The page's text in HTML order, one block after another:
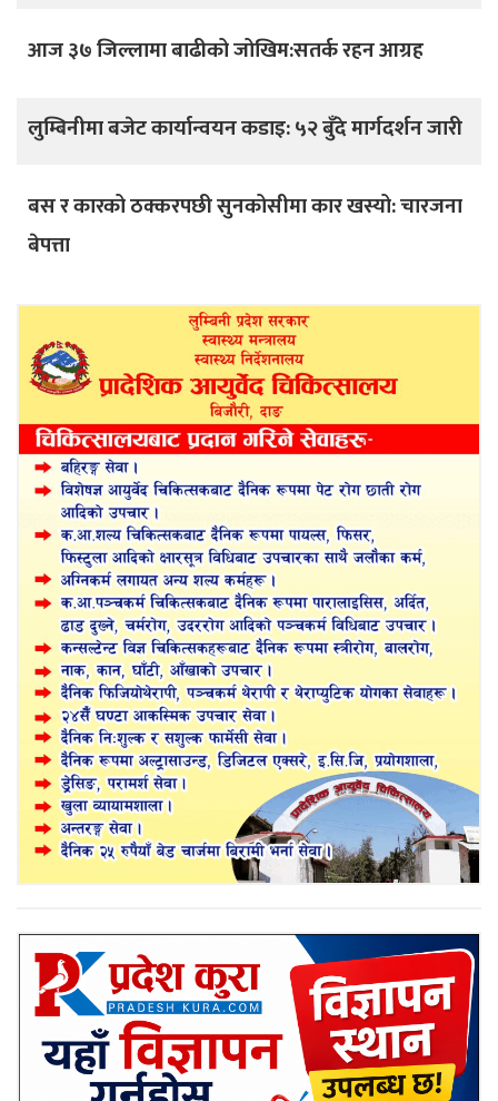
आज ३७ जिल्लामा बाढीको जोखिम:सतर्क रहन आग्रह
लुम्बिनीमा बजेट कार्यान्वयन कडाइ: ५२ बुँदे मार्गदर्शन जारी
बस र कारको ठक्करपछी सुनकोसीमा कार खस्यो: चारजना
बेपत्ता